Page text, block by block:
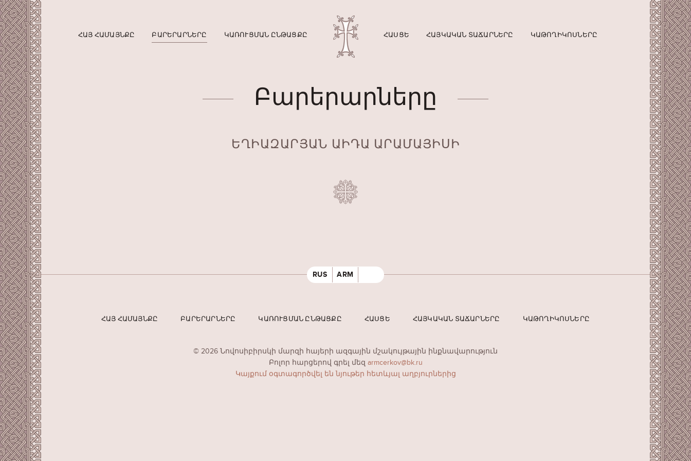
ՀԱՅ ՀԱՄԱՅՆՔԸ ԲԱՐԵՐԱՐՆԵՐԸ ԿԱՌՈՒՑՄԱՆ ԸՆԹԱՑՔԸ ՀԱՍՑԵ ՀԱՅԿԱԿԱՆ ՏԱՃԱՐՆԵՐԸ ԿԱԹՈՂԻԿՈՍՆԵՐԸ
Բարերարները
ԵՂԻԱԶԱՐՅԱՆ ԱԻԴԱ ԱՐԱՄԱՅԻՍԻ
RUS ARM
ՀԱՅ ՀԱՄԱՅՆՔԸ ԲԱՐԵՐԱՐՆԵՐԸ ԿԱՌՈՒՑՄԱՆ ԸՆԹԱՑՔԸ ՀԱՍՑԵ ՀԱՅԿԱԿԱՆ ՏԱՃԱՐՆԵՐԸ ԿԱԹՈՂԻԿՈՍՆԵՐԸ
© 2026 Նովոսիբիրսկի մարզի հայերի ազգային մշակույթային ինքնավարություն
Բոլոր հարցերով գրել մեզ armcerkov@bk.ru
Կայքում օգտագործվել են նյութեր հետևյալ աղբյուրներից